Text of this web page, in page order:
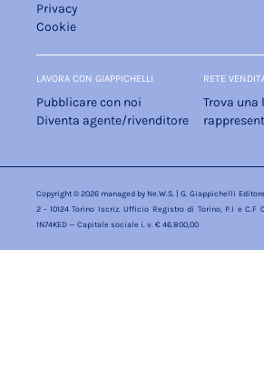
Privacy
Cookie
LAVORA CON GIAPPICHELLI
Pubblicare con noi
Diventa agente/rivenditore
RETE
Trova una
Copyright © 2026 managed by Ne.W.S. | G. Giappichelli
2 - 10124 Torino Iscriz. Ufficio Registro di Torino, P.I e C.F
1N74KED — Capitale sociale i. v. € 46.800,00